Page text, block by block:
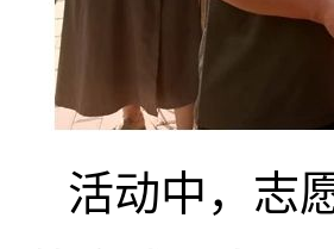
活动中，志